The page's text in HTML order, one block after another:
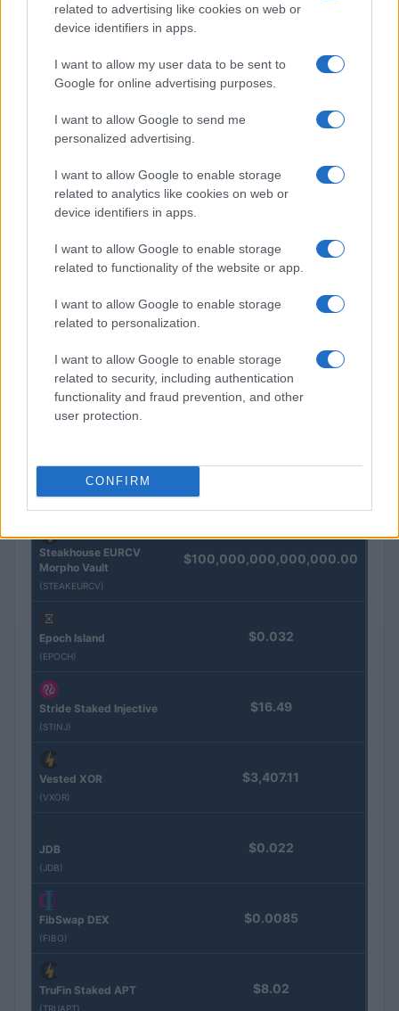
related to advertising like cookies on web or
device identifiers in apps.
I want to allow my user data to be sent to
Google for online advertising purposes.
I want to allow Google to send me
personalized advertising.
I want to allow Google to enable storage
related to analytics like cookies on web or
device identifiers in apps.
I want to allow Google to enable storage
related to functionality of the website or app.
I want to allow Google to enable storage
related to personalization.
I want to allow Google to enable storage
related to security, including authentication
functionality and fraud prevention, and other
user protection.
CONFIRM
La macchina usata più affidabile: un investimento che esige
ponderazione
Redazione · 5 Ago 2026
Nome
Eureka Bridged PAX
Gold (Terra
(PAXG)
$4,187.30
Kinza Babylon Staked
Steakhouse EURCV
Morpho Vault
(STEAKEURCV)
$100,000,000,000,000.00
Epoch Island
(EPOCH)
$0.032
Stride Staked Injective
(STINJ)
$16.49
Vested XOR
(VXOR)
$3,407.11
JDB
(JDB)
$0.022
FibSwap DEX
(FIBO)
$0.0085
TruFin Staked APT
(TRUAPT)
$8.02